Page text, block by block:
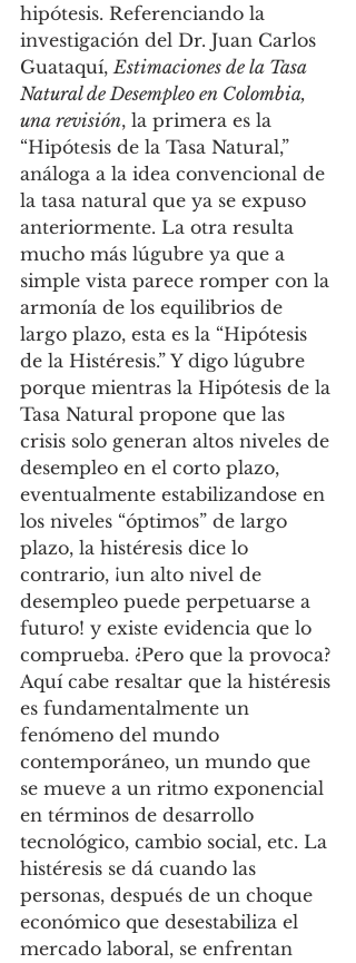
hipótesis. Referenciando la
investigación del Dr. Juan Carlos
Guataquí, Estimaciones de la Tasa
Natural de Desempleo en Colombia,
una revisión, la primera es la
“Hipótesis de la Tasa Natural,”
análoga a la idea convencional de
la tasa natural que ya se expuso
anteriormente. La otra resulta
mucho más lúgubre ya que a
simple vista parece romper con la
armonía de los equilibrios de
largo plazo, esta es la “Hipótesis
de la Histéresis.” Y digo lúgubre
porque mientras la Hipótesis de la
Tasa Natural propone que las
crisis solo generan altos niveles de
desempleo en el corto plazo,
eventualmente estabilizandose en
los niveles “óptimos” de largo
plazo, la histéresis dice lo
contrario, ¡un alto nivel de
desempleo puede perpetuarse a
futuro! y existe evidencia que lo
comprueba. ¿Pero que la provoca?
Aquí cabe resaltar que la histéresis
es fundamentalmente un
fenómeno del mundo
contemporáneo, un mundo que
se mueve a un ritmo exponencial
en términos de desarrollo
tecnológico, cambio social, etc. La
histéresis se dá cuando las
personas, después de un choque
económico que desestabiliza el
mercado laboral, se enfrentan